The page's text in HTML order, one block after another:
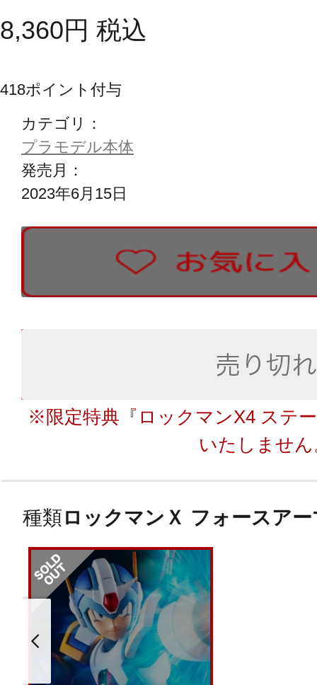
8,360円 税込
418ポイント付与
カテゴリ：
プラモデル本体
発売月：
2023年6月15日
※限定特典『ロックマンX4 ステ
いたしませ
種類ロックマンＸ フォースア